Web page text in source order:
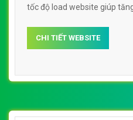
tốc độ load website giúp
CHI TIẾT WEBSITE